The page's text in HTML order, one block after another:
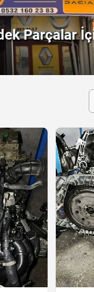
Parçalar